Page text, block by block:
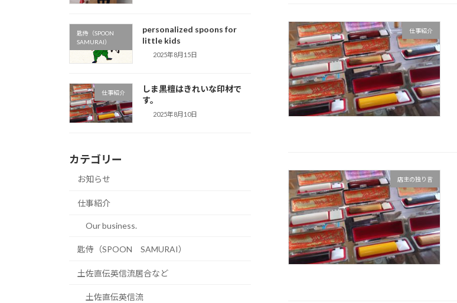
仕事紹介
店主の独り言
匙侍（SPOON
SAMURAI）
personalized spoons for
little kids
2025年8月15日
仕事紹介
しま黒檀はきれいな印材で
す。
2025年8月10日
カテゴリー
お知らせ
仕事紹介
Our business.
匙侍（SPOON SAMURAI）
土佐直伝英信流居合など
土佐直伝英信流